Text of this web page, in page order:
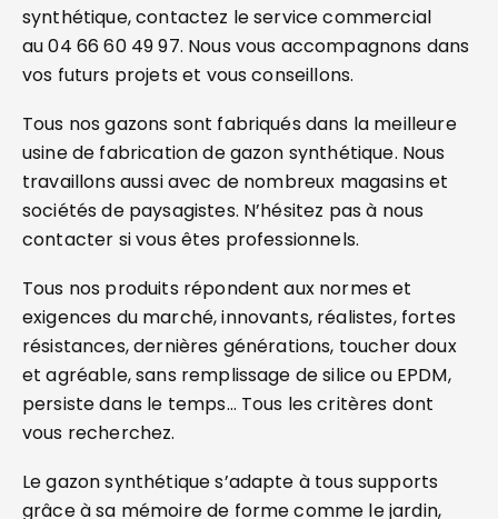
synthétique, contactez le service commercial
au 04 66 60 49 97. Nous vous accompagnons dans
vos futurs projets et vous conseillons.
Tous nos gazons sont fabriqués dans la meilleure
usine de fabrication de gazon synthétique. Nous
travaillons aussi avec de nombreux magasins et
sociétés de paysagistes. N’hésitez pas à nous
contacter si vous êtes professionnels.
Tous nos produits répondent aux normes et
exigences du marché, innovants, réalistes, fortes
résistances, dernières générations, toucher doux
et agréable, sans remplissage de silice ou EPDM,
persiste dans le temps… Tous les critères dont
vous recherchez.
Le gazon synthétique s’adapte à tous supports
grâce à sa mémoire de forme comme le jardin,